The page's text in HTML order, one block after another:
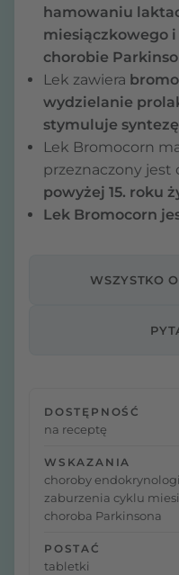
hamowaniu
miesiączkowego i
chorobie
Lek zawiera
wydzielanie
stymuluje
Lek Bromocorn
przeznaczony jest
powyżej 15. roku
Lek Bromocorn
WSZYSTKO
DOSTĘPNOŚĆ
na receptę
WSKAZANIA
choroby
zaburzenia cyklu
choroba Parkinsona
POSTAĆ
tabletki